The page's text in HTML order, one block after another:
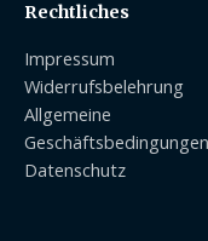
Rechtliches
Impressum
Widerrufsbelehrung
Allgemeine
Geschäftsbedingungen
Datenschutz